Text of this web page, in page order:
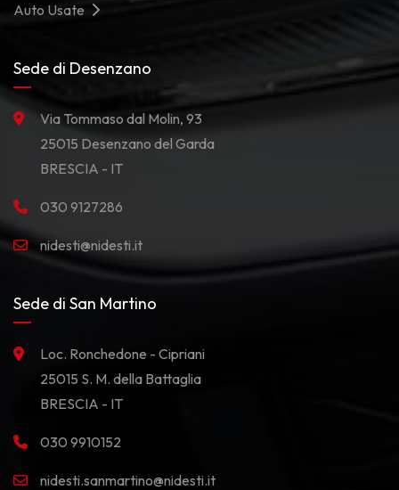
Auto Usate
Sede di Desenzano
Via Tommaso dal Molin, 93
25015 Desenzano del Garda
BRESCIA - IT
030 9127286
nidesti@nidesti.it
Sede di San Martino
Loc. Ronchedone - Cipriani
25015 S. M. della Battaglia
BRESCIA - IT
030 9910152
nidesti.sanmartino@nidesti.it